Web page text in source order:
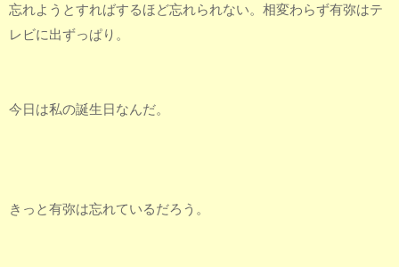
忘れようとすればするほど忘れられない。相変わらず有弥はテ
レビに出ずっぱり。
今日は私の誕生日なんだ。
きっと有弥は忘れているだろう。